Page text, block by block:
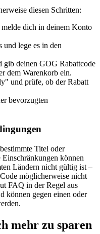
diesen Schritten:
dich in deinem Konto
und lege es in den
gib deinen GOG Rabattcode
dem Warenkorb ein.
und prüfe, ob der Rabatt
bevorzugten
Titel oder
können
Ländern nicht gültig ist –
möglicherweise nicht
FAQ in der Regel aus
können gegen einen oder
mehr zu sparen